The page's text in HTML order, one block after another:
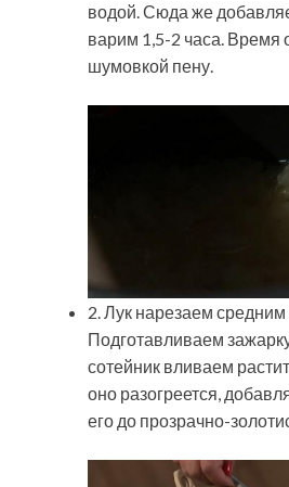
водой. Сюда же
варим 1,5-2 часа. Время
шумовкой пену.
2. Лук нарезаем средним
Подготавливаем
сотейник вливаем
оно разогреется,
его до прозрачно-